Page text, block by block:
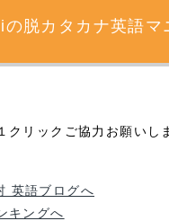
の脱カタカナ英語
クリックご協力お願いし
キングへ